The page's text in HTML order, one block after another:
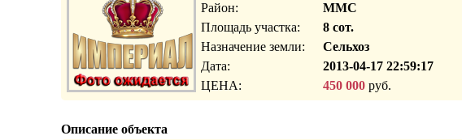
Район:
ММС
Площадь участка:
8 сот.
Назначение земли:
Сельхоз
Дата:
2013-04-17 22:59:17
ЦЕНА:
450 000руб.
Описание объекта